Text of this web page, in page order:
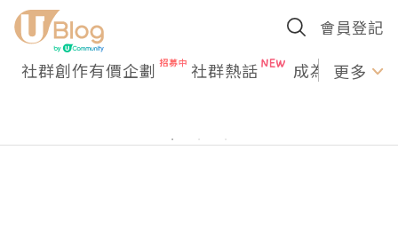
會員登記
社群創作有價企劃 社群熱話 成為U更多